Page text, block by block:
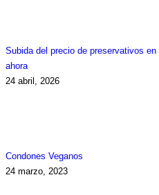
Subida del precio de preservativos
ahora
24 abril, 2026
Condones Veganos
24 marzo, 2023